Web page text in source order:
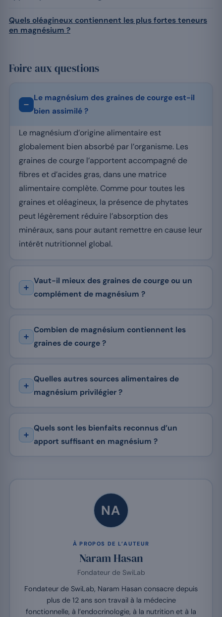
Quels oléagineux contiennent les plus fortes teneurs
en magnésium ?
Foire aux questions
Le magnésium des graines de courge est-il
bien assimilé ?
Le magnésium d’origine alimentaire est
globalement bien absorbé par l’organisme. Les
graines de courge l’apportent accompagné de
fibres et d’acides gras, dans une matrice
alimentaire complète. Comme pour toutes les
graines et oléagineux, la présence de phytates
peut légèrement réduire l’absorption des
minéraux, sans pour autant remettre en cause leur
intérêt nutritionnel global.
Vaut-il mieux des graines de courge ou un
complément de magnésium ?
Combien de magnésium contiennent les
graines de courge ?
Quelles autres sources alimentaires de
magnésium privilégier ?
Quels sont les bienfaits reconnus d’un
apport suffisant en magnésium ?
NA
À PROPOS DE L’AUTEUR
Naram Hasan
Fondateur de SwiLab
Fondateur de SwiLab, Naram Hasan consacre depuis
plus de 12 ans son travail à la médecine
fonctionnelle, à l’endocrinologie, à la nutrition et à la